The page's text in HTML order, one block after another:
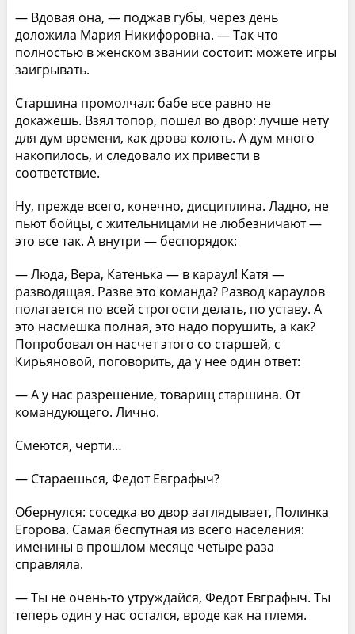
— Вдовая она, — поджав губы, через день
доложила Мария Никифоровна. — Так что
полностью в женском звании состоит: можете игры
заигрывать.
Старшина промолчал: бабе все равно не
докажешь. Взял топор, пошел во двор: лучше нету
для дум времени, как дрова колоть. А дум много
накопилось, и следовало их привести в
соответствие.
Ну, прежде всего, конечно, дисциплина. Ладно, не
пьют бойцы, с жительницами не любезничают —
это все так. А внутри — беспорядок:
— Люда, Вера, Катенька — в караул! Катя —
разводящая. Разве это команда? Развод караулов
полагается по всей строгости делать, по уставу. А
это насмешка полная, это надо порушить, а как?
Попробовал он насчет этого со старшей, с
Кирьяновой, поговорить, да у нее один ответ:
— А у нас разрешение, товарищ старшина. От
командующего. Лично.
Смеются, черти…
— Стараешься, Федот Евграфыч?
Обернулся: соседка во двор заглядывает, Полинка
Егорова. Самая беспутная из всего населения:
именины в прошлом месяце четыре раза
справляла.
— Ты не очень-то утруждайся, Федот Евграфыч. Ты
теперь один у нас остался, вроде как на племя.